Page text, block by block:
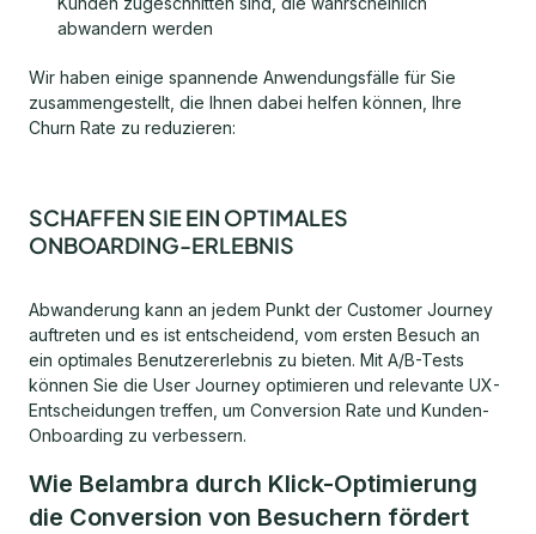
abwandern werden
Wir haben einige spannende Anwendungsfälle für Sie
zusammengestellt, die Ihnen dabei helfen können, Ihre
Churn Rate zu reduzieren:
SCHAFFEN SIE EIN OPTIMALES
ONBOARDING-ERLEBNIS
Abwanderung kann an jedem Punkt der Customer Journey
auftreten und es ist entscheidend, vom ersten Besuch an
ein optimales Benutzererlebnis zu bieten. Mit A/B-Tests
können Sie die User Journey optimieren und relevante UX-
Entscheidungen treffen, um Conversion Rate und Kunden-
Onboarding zu verbessern.
Wie Belambra durch Klick-Optimierung
die Conversion von Besuchern fördert